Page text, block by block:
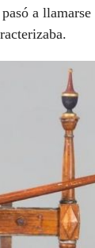
a llamarse